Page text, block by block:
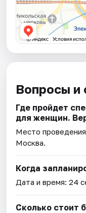
Вопросы и
Где пройдет
для женщин.
Место
Москва.
Когда
Дата и время:24
Сколько стоит